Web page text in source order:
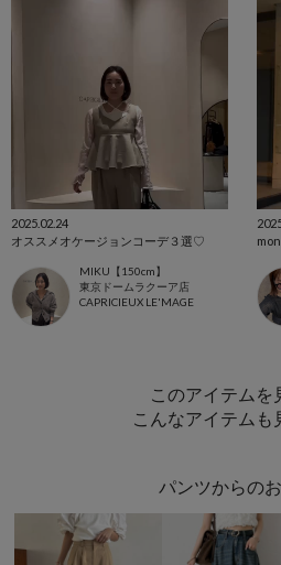
2025.02.24
オススメオケージョンコーデ３選♡
MIKU【150cm】
東京ドームラクーア店
CAPRICIEUX LE'MAGE
このアイテムを
こんなアイテムも
パンツからの